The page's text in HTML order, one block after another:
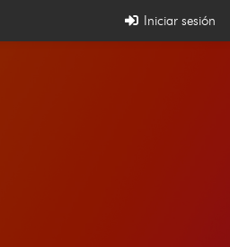
Iniciar sesión